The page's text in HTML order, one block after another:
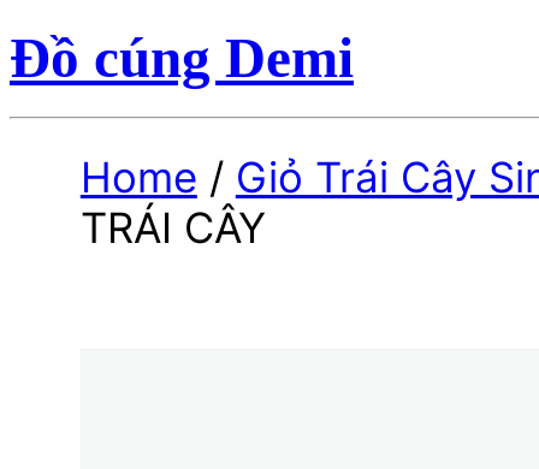
Đồ cúng Demi
Home / Giỏ Trái Cây
TRÁI CÂY